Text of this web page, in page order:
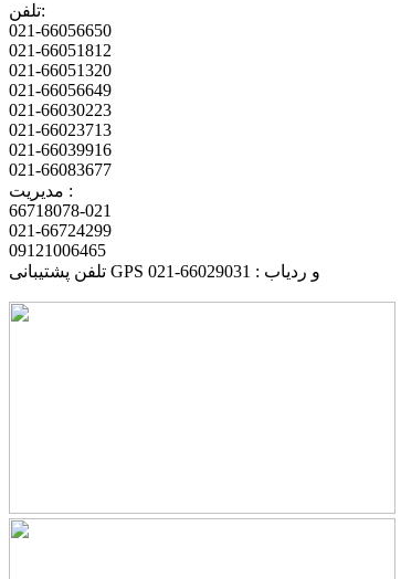
تلفن:
021-66056650
021-66051812
021-66051320
021-66056649
021-66030223
021-66023713
021-66039916
021-66083677
مدیریت :
66718078-021
021-66724299
09121006465
تلفن پشتیبانی GPS و ردیاب : 66029031-021